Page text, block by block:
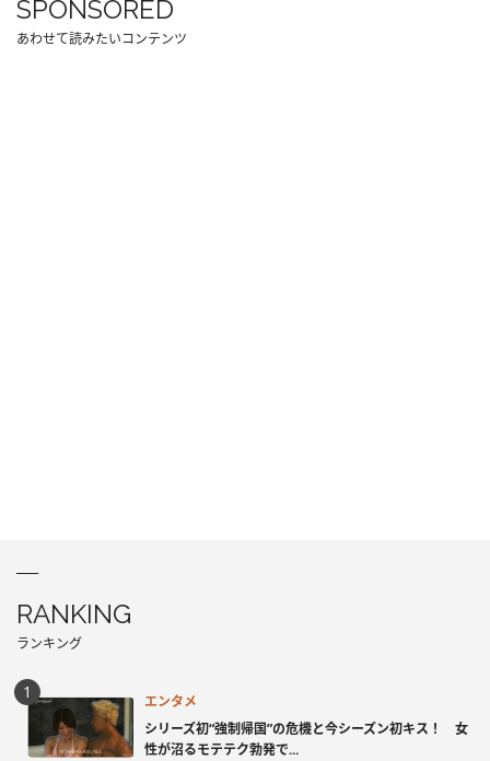
SPONSORED
あわせて読みたいコンテンツ
RANKING
ランキング
エンタメ
シリーズ初“強制帰国”の危機と今シーズン初キス！ 女
性が沼るモテテク勃発で...